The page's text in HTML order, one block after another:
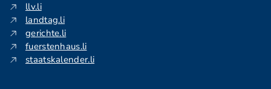
llv.li
landtag.li
gerichte.li
fuerstenhaus.li
staatskalender.li